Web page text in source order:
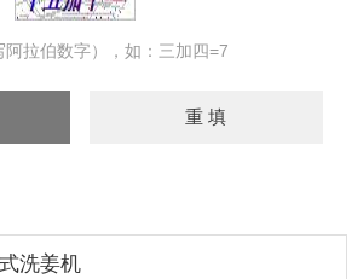
拉伯数字），如：三加四=7
洗姜机